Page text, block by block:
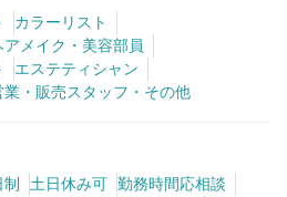
カラーリスト
アメイク・美容部員
エステティシャン
業・販売スタッフ・その他
土日休み可 勤務時間応相談